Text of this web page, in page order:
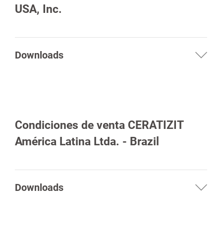
USA, Inc.
Downloads
Condiciones de venta CERATIZIT
América Latina Ltda. - Brazil
Downloads